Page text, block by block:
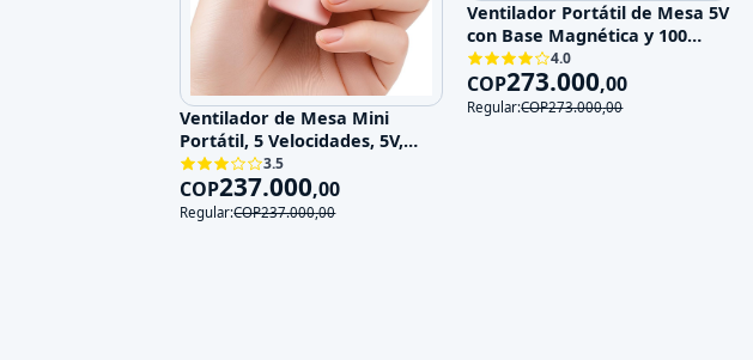
Ventilador de Mesa Mini
Portátil, 5 Velocidades, 5V,
Recargable
3.5
COP237.000,00
Regular:COP237.000,00
Ventilador Portátil de Mesa 5V
con Base Magnética y 100
Velocidades
4.0
COP273.000,00
Regular:COP273.000,00